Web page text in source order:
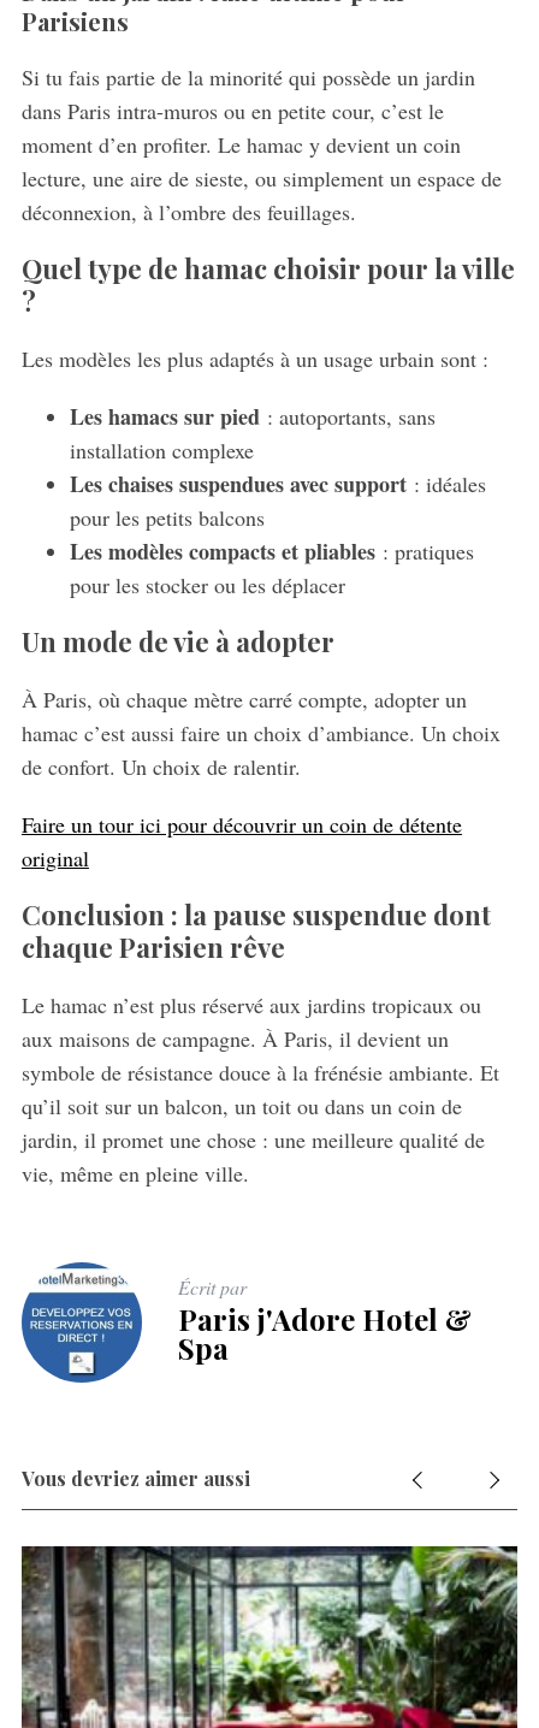
Parisiens
Si tu fais partie de la minorité qui possède un jardin
dans Paris intra-muros ou en petite cour, c’est le
moment d’en profiter. Le hamac y devient un coin
lecture, une aire de sieste, ou simplement un espace de
déconnexion, à l’ombre des feuillages.
Quel type de hamac choisir pour la ville
?
Les modèles les plus adaptés à un usage urbain sont :
Les hamacs sur pied : autoportants, sans
installation complexe
Les chaises suspendues avec support: idéales
pour les petits balcons
Les modèles compacts et pliables: pratiques
pour les stocker ou les déplacer
Un mode de vie à adopter
À Paris, où chaque mètre carré compte, adopter un
hamac c’est aussi faire un choix d’ambiance. Un choix
de confort. Un choix de ralentir.
Faire un tour ici pour découvrir un coin de détente
original
Conclusion : la pause suspendue dont
chaque Parisien rêve
Le hamac n’est plus réservé aux jardins tropicaux ou
aux maisons de campagne. À Paris, il devient un
symbole de résistance douce à la frénésie ambiante. Et
qu’il soit sur un balcon, un toit ou dans un coin de
jardin, il promet une chose : une meilleure qualité de
vie, même en pleine ville.
Écrit par
Paris j'Adore Hotel &
Spa
Vous devriez aimer aussi